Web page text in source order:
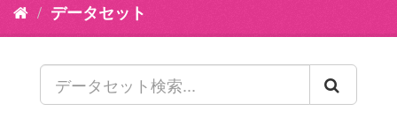
データセット